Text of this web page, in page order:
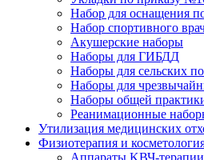
Набор для оснащения
Набор спортивного
Акушерские наборы
Наборы для ГИБДД
Наборы для сельских
Наборы для
Наборы общей
Реанимационные
Утилизация медицинских
Физиотерапия и
Аппараты KВЧ-терапии